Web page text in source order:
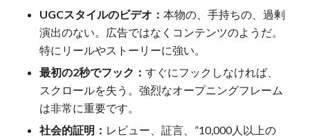
UGCスタイルのビデオ： 本物の、手持ちの、過剰
演出のない。広告ではなくコンテンツのようだ。
特にリールやストーリーに強い。
最初の2秒でフック： すぐにフックしなければ、
スクロールを失う。強烈なオープニングフレーム
は非常に重要です。
社会的証明： レビュー、証言、”10,000人以上の